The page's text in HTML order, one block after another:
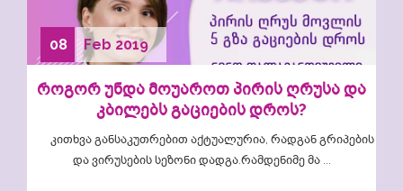
08 Feb 2019
როგორ უნდა მოუაროთ პირის ღრუსა და
კბილებს გაციების დროს?
კითხვა განსაკუთრებით აქტუალურია, რადგან გრიპების
და ვირუსების სეზონი დადგა.რამდენიმე მა ...